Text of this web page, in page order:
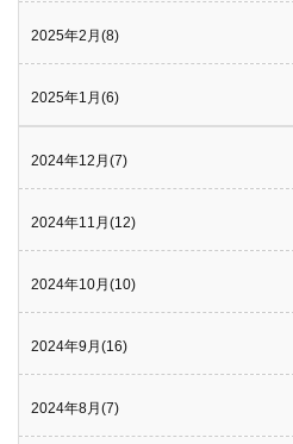
2025年2月(8)
2025年1月(6)
2024年12月(7)
2024年11月(12)
2024年10月(10)
2024年9月(16)
2024年8月(7)